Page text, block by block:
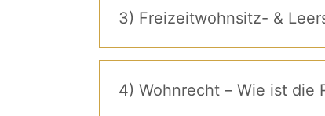
3) Freizeitwohnsitz- &
4) Wohnrecht – Wie ist die